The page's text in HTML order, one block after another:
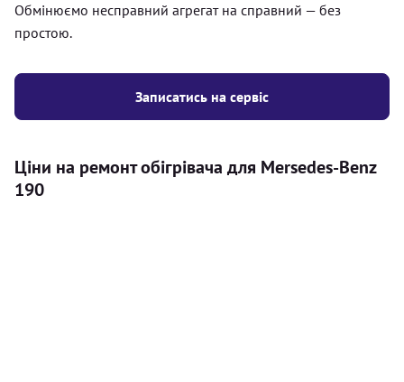
Записатись на сервіс
Обмінюємо несправний агрегат на справний — без
простою.
Ціни на ремонт обігрівача для Mersedes-Benz
190